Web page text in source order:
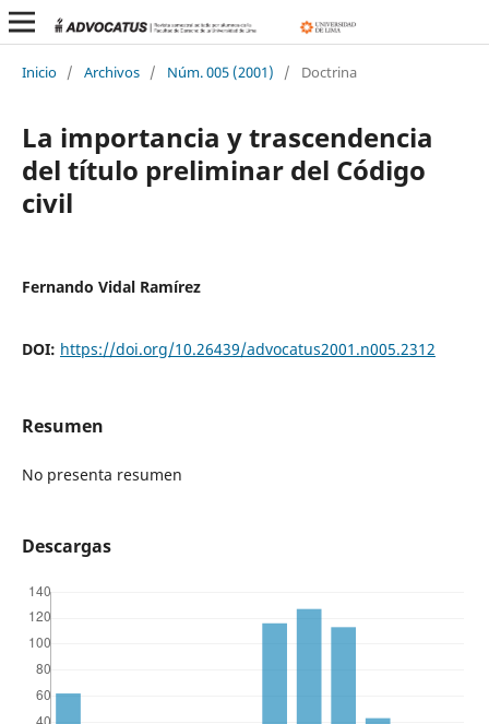
Inicio / Archivos / Núm. 005 (2001) / Doctrina
La importancia y trascendencia
del título preliminar del Código
civil
Fernando Vidal Ramírez
DOI: https://doi.org/10.26439/advocatus2001.n005.2312
Resumen
No presenta resumen
Descargas